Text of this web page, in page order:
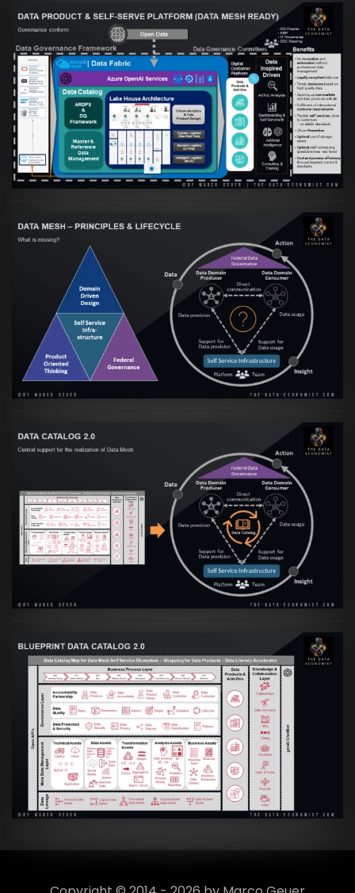
Artikel:Warum eine Data Governance
orientierte Data Fabric essenziell für
skalierbare qualitative Datenprodukte ist
VIEW
Artikel:Data Mesh Ökosysteme: Die
Transformation zur Data Inspired Human
Culture
VIEW
Artikel:Data Mesh Ökosysteme: Die
Transformation zur Data Inspired Human
Culture
VIEW
Artikel:Data Mesh Ökosysteme: Die
Transformation zur Data Inspired Human
Culture
VIEW